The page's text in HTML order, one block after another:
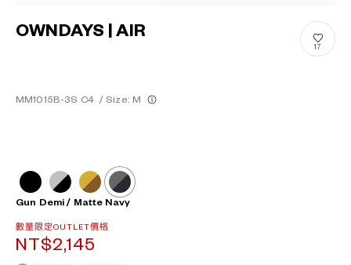
OWNDAYS | AIR
MM1015B-3S C4 / Size: M
17
Gun Demi / Matte Navy
數量限定OUTLET價格
NT$2,145